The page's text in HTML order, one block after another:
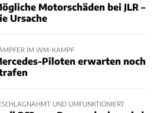
Motorschäden bei JLR –
Ursache
IM WM-KAMPF
Piloten erwarten noch
UND UMFUNKTIONIERT